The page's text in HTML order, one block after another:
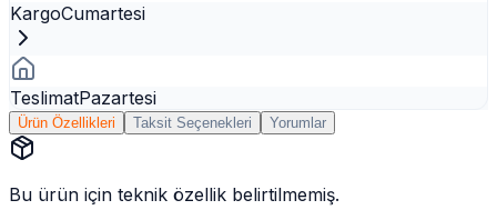
KargoCumartesi
TeslimatPazartesi
Ürün Özellikleri Taksit Seçenekleri Yorumlar
Bu ürün için teknik özellik belirtilmemiş.